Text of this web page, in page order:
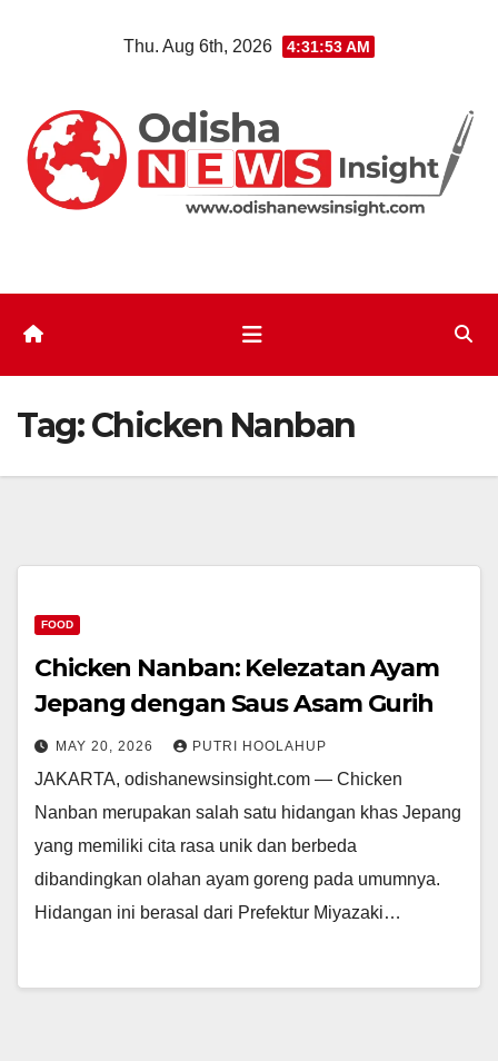
Thu. Aug 6th, 2026 4:31:54 AM
Tag:Chicken Nanban
FOOD
Chicken Nanban: Kelezatan Ayam
Jepang dengan Saus Asam Gurih
MAY 20, 2026 PUTRI HOOLAHUP
JAKARTA, odishanewsinsight.com — Chicken
Nanban merupakan salah satu hidangan khas Jepang
yang memiliki cita rasa unik dan berbeda
dibandingkan olahan ayam goreng pada umumnya.
Hidangan ini berasal dari Prefektur Miyazaki…